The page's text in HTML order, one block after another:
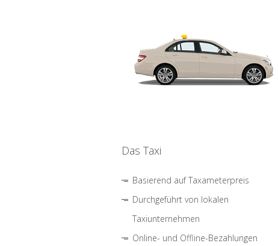
Das Taxi
Basierend auf Taxameterpreis
Durchgeführt von lokalen
Taxiunternehmen
Online- und Offline-Bezahlungen